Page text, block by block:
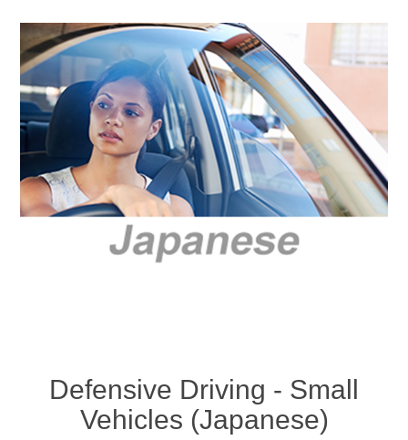
Defensive Driving - Small
Vehicles (Japanese)